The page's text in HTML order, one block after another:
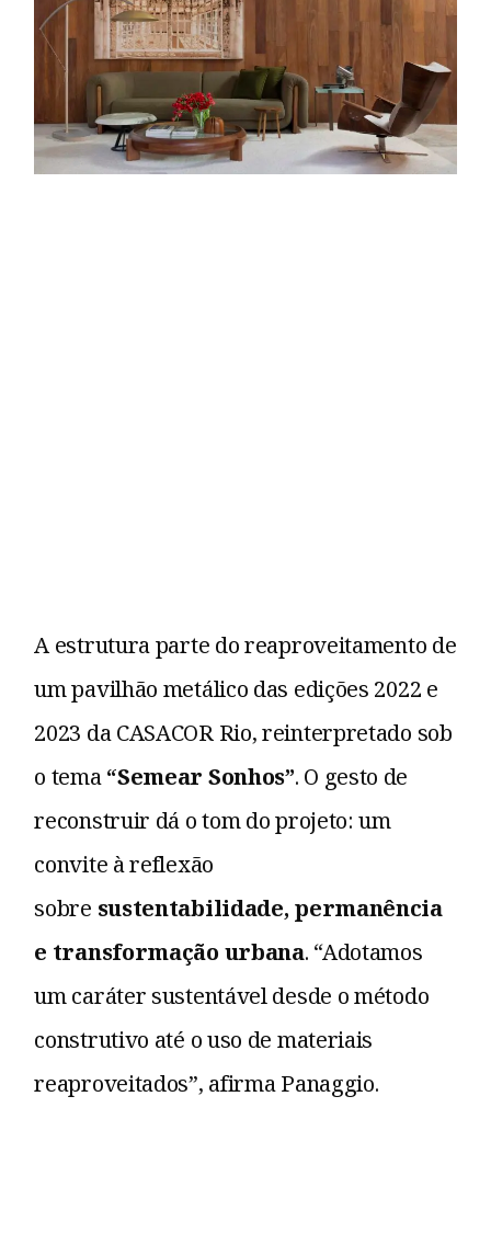
A estrutura parte do reaproveitamento de
um pavilhão metálico das edições 2022 e
2023 da CASACOR Rio, reinterpretado sob
o tema“Semear Sonhos”. O gesto de
reconstruir dá o tom do projeto: um
convite à reflexão
sobre sustentabilidade, permanência
e transformação urbana. “Adotamos
um caráter sustentável desde o método
construtivo até o uso de materiais
reaproveitados”, afirma Panaggio.